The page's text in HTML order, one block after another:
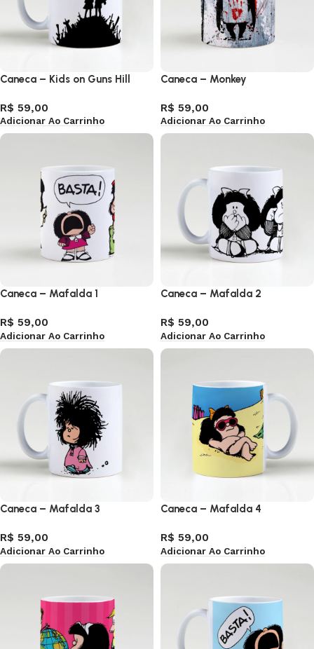
Caneca – Kids on Guns Hill
R$ 59,00
Adicionar Ao Carrinho
Caneca – Monkey
R$ 59,00
Adicionar Ao Carrinho
Caneca – Mafalda 1
R$ 59,00
Adicionar Ao Carrinho
Caneca – Mafalda 2
R$ 59,00
Adicionar Ao Carrinho
Caneca – Mafalda 3
R$ 59,00
Adicionar Ao Carrinho
Caneca – Mafalda 4
R$ 59,00
Adicionar Ao Carrinho